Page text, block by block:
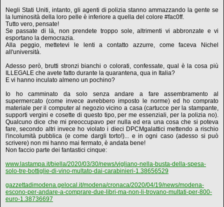
Negli Stati Uniti, intanto, gli agenti di polizia stanno ammazzando la gente se
la luminosità della loro pelle è inferiore a quella del colore #fac0ff.
Tutto vero, pensate!
Se passate di là, non prendete troppo sole, altrimenti vi abbronzate e vi
esportano la democrazia.
Alla peggio, mettetevi le lenti a contatto azzurre, come faceva Nichel
all'università.
Adesso però, brutti stronzi bianchi o colorati, confessate, qual è la cosa più
ILLEGALE che avete fatto durante la quarantena, qua in Italia?
E vi hanno inculato almeno un pochino?
Io ho camminato da solo senza andare a fare assembramento al
supermercato (come invece avrebbero imposto le norme) ed ho comprato
materiale per il computer al negozio vicino a casa (cartucce per la stampante,
supporti vergini e cosette di questo tipo, per me essenziali, per la polizia no).
Qualcuno dice che mi preoccupavo per nulla ed era una cosa che si poteva
fare, secondo altri invece ho violato i dieci DPCMgalattici mettendo a rischio
l'incolumità pubblica (e come dargli torto!)... e in ogni caso (adesso si può
scrivere) non mi hanno mai fermato, è andata bene!
Non faccio parte dei fantastici cinque:
www.lastampa.it/biella/2020/03/30/news/vigliano-nella-busta-della-spesa-
solo-tre-bottiglie-di-vino-multato-dai-carabinieri-1.38656529
gazzettadimodena.gelocal.it/modena/cronaca/2020/04/19/news/modena-
escono-per-andare-a-comprare-due-libri-ma-non-li-trovano-multati-per-800-
euro-1.38736697